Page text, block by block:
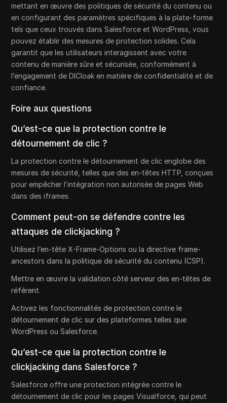
mettant en œuvre des politiques de sécurité du contenu ou
en configurant des paramètres spécifiques à la plate-forme
tels que ceux trouvés dans Salesforce et WordPress, vous
pouvez établir des mesures de protection solides. Cela
garantit que les utilisateurs interagissent avec votre
contenu de manière sûre et sécurisée, conformément à
l’engagement de DICloak en matière de confidentialité et de
confiance.
Foire aux questions
Qu’est-ce que la protection contre le
détournement de clic ?
La protection contre le détournement de clic englobe des
mesures de sécurité, telles que des en-têtes HTTP, conçues
pour empêcher l’intégration non autorisée de pages Web
dans des iframes.
Comment peut-on se défendre contre les
attaques de clickjacking ?
Utilisez l’en-tête X-Frame-Options ou la directive frame-
ancestors dans la politique de sécurité du contenu (CSP).
Mettre en œuvre la validation côté serveur des en-têtes de
référent.
Activez les fonctionnalités de protection contre le
détournement de clic sur des plateformes telles que
WordPress ou Salesforce.
Qu’est-ce que la protection contre le
clickjacking dans Salesforce ?
Salesforce offre une protection intégrée contre le
détournement de clic pour les pages Visualforce, qui peut